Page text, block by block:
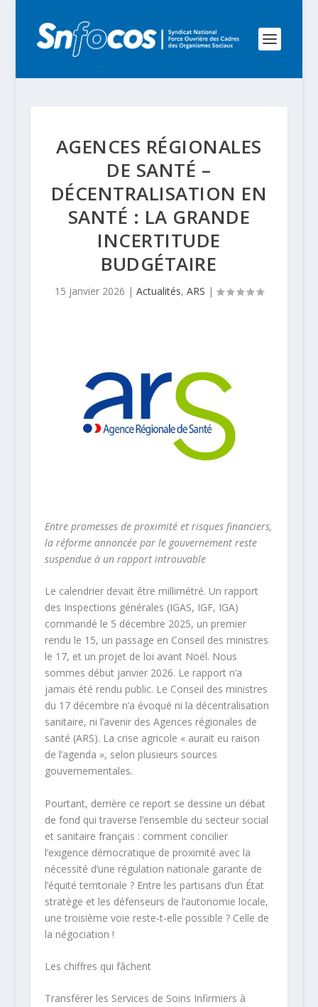
AGENCES RÉGIONALES
DE SANTÉ –
DÉCENTRALISATION EN
SANTÉ : LA GRANDE
INCERTITUDE
BUDGÉTAIRE
15 janvier 2026 | Actualités, ARS |
Entre promesses de proximité et risques financiers,
la réforme annoncée par le gouvernement reste
suspendue à un rapport introuvable
Le calendrier devait être millimétré. Un rapport
des Inspections générales (IGAS, IGF, IGA)
commandé le 5 décembre 2025, un premier
rendu le 15, un passage en Conseil des ministres
le 17, et un projet de loi avant Noël. Nous
sommes début janvier 2026. Le rapport n’a
jamais été rendu public. Le Conseil des ministres
du 17 décembre n’a évoqué ni la décentralisation
sanitaire, ni l’avenir des Agences régionales de
santé (ARS). La crise agricole « aurait eu raison
de l’agenda », selon plusieurs sources
gouvernementales.​
Pourtant, derrière ce report se dessine un débat
de fond qui traverse l’ensemble du secteur social
et sanitaire français : comment concilier
l’exigence démocratique de proximité avec la
nécessité d’une régulation nationale garante de
l’équité territoriale ? Entre les partisans d’un État
stratège et les défenseurs de l’autonomie locale,
une troisième voie reste-t-elle possible ? Celle de
la négociation !
Les chiffres qui fâchent
Transférer les Services de Soins Infirmiers à